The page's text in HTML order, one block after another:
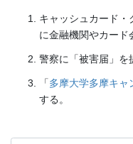
キャッシュカード・
に金融機関やカード
警察に「被害届」を
「多摩大学多摩キャ
する。